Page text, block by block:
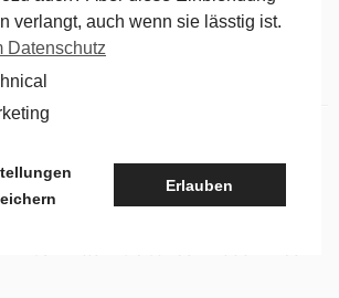
verschlagwortet Mittenwald
am4. Mai 2017
Mitwanderer. Wir sind schon zu
Laune, traut sich das zu und kommt mit.
Distanz auch noch nicht an einem Stück
das seit 15. Januar 17 gestartete
nach Mittenwald auf dem 1000hmr.de
verlangt, auch wenn sie lässtig ist.
Datenschutz
Erlauben